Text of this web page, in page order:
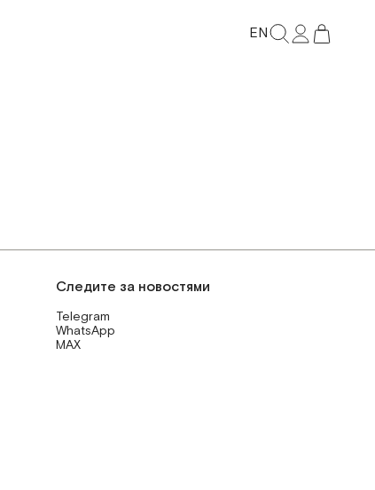
EN
Следите за новостями
Telegram
WhatsApp
MAX